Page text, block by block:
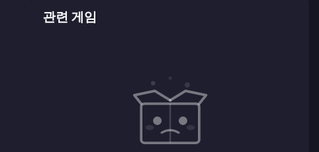
관련 게임